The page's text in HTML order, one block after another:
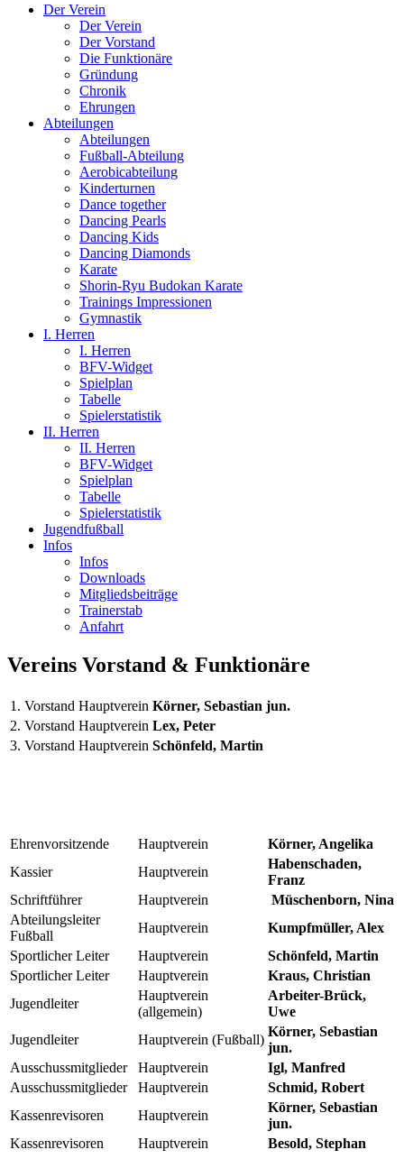
Der Verein
Der Verein
Der Vorstand
Die Funktionäre
Gründung
Chronik
Ehrungen
Abteilungen
Abteilungen
Fußball-Abteilung
Aerobicabteilung
Kinderturnen
Dance together
Dancing Pearls
Dancing Kids
Dancing Diamonds
Karate
Shorin-Ryu Budokan Karate
Trainings Impressionen
Gymnastik
I. Herren
I. Herren
BFV-Widget
Spielplan
Tabelle
Spielerstatistik
II. Herren
II. Herren
BFV-Widget
Spielplan
Tabelle
Spielerstatistik
Jugendfußball
Infos
Infos
Downloads
Mitgliedsbeiträge
Trainerstab
Anfahrt
Vereins Vorstand & Funktionäre
1. Vorstand Hauptverein Körner, Sebastian jun.
2. Vorstand Hauptverein Lex, Peter
3. Vorstand Hauptverein Schönfeld, Martin
Ehrenvorsitzende Hauptverein
Körner, Angelika
Kassier
Hauptverein
Habenschaden,
Franz
Schriftführer
Hauptverein
Müschenborn, Nina
Abteilungsleiter
Fußball
Hauptverein
Kumpfmüller, Alex
Sportlicher Leiter
Hauptverein
Schönfeld, Martin
Sportlicher Leiter
Hauptverein
Kraus, Christian
Jugendleiter
Hauptverein
(allgemein)
Arbeiter-Brück,
Uwe
Jugendleiter
Hauptverein (Fußball)
Körner, Sebastian
jun.
Ausschussmitglieder
Hauptverein
Igl, Manfred
Ausschussmitglieder
Hauptverein
Schmid, Robert
Kassenrevisoren
Hauptverein
Körner, Sebastian
jun.
Kassenrevisoren
Hauptverein Besold, Stephan